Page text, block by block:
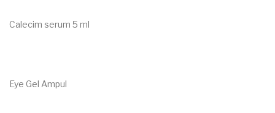
Calecim serum 5 ml
Eye Gel Ampul